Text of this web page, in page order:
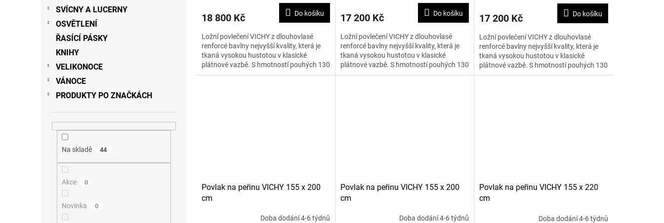
SVÍCNY A LUCERNY
OSVĚTLENÍ
ŘASÍCÍ PÁSKY
KNIHY
VELIKONOCE
VÁNOCE
PRODUKTY PO ZNAČKÁCH
Na skladě 44
Akce 0
Novinka 0
18 800 Kč Do košíku
Ložní povlečení VICHY z dlouhovlasé
renforcé bavlny nejvyšší kvality, která je
tkaná vysokou hustotou v klasické
plátnové vazbě. S hmotností pouhých 130
g na m2 je materiál...
17 200 Kč Do košíku
Ložní povlečení VICHY z dlouhovlasé
renforcé bavlny nejvyšší kvality, která je
tkaná vysokou hustotou v klasické
plátnové vazbě. S hmotností pouhých 130
g na m2 je materiál...
17 200 Kč Do košíku
Ložní povlečení VICHY z dlouhovlasé
renforcé bavlny nejvyšší kvality, která je
tkaná vysokou hustotou v klasické
plátnové vazbě. S hmotností pouhých 130
g na m2 je materiál...
Povlak na peřinu VICHY 155 x 200
cm
Doba dodání 4-6 týdnů
Povlak na peřinu VICHY 155 x 200
cm
Doba dodání 4-6 týdnů
Povlak na peřinu VICHY 155 x 220
cm
Doba dodání 4-6 týdnů